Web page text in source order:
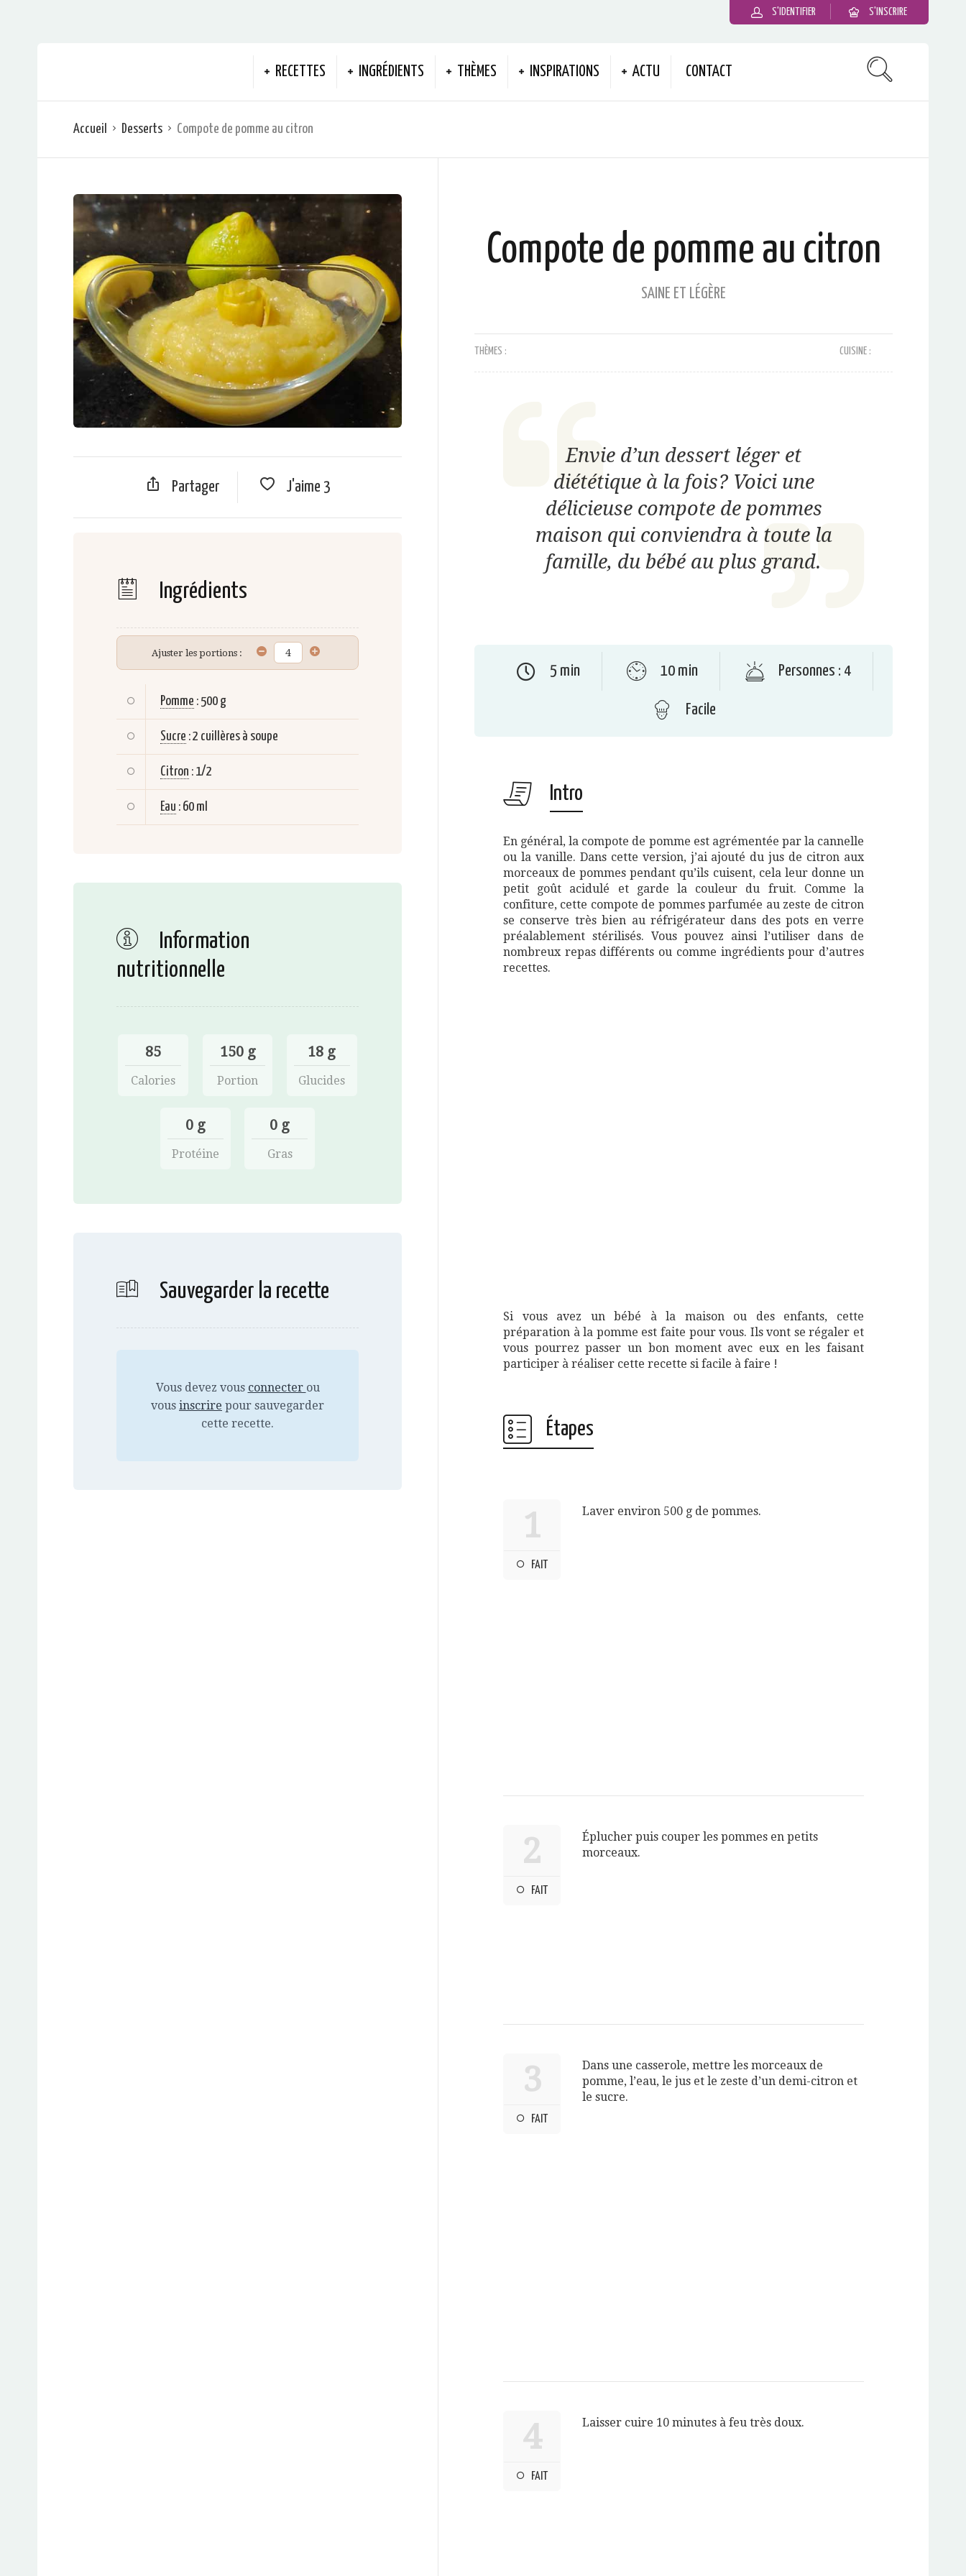
S'IDENTIFIER S'INSCRIRE
RECETTES INGRÉDIENTS THÈMES INSPIRATIONS ACTU CONTACT
Accueil Desserts Compote de pomme au citron
Partager J'aime 3
Ingrédients
Ajuster les portions :
Pomme : 500 g
Sucre :2 cuillères à soupe
Citron : 1/2
Eau : 60 ml
Information
nutritionnelle
85
Calories
150 g
Portion
18 g
Glucides
0 g
Protéine
0 g
Gras
Sauvegarder la recette
Vous devez vous connecter ou
vous inscrire pour sauvegarder
cette recette.
Compote de pomme au citron
SAINE ET LÉGÈRE
THÈMES : CUISINE :
Envie d’un dessert léger et
diététique à la fois? Voici une
délicieuse compote de pommes
maison qui conviendra à toute la
famille, du bébé au plus grand.
5 min 10 min Personnes : 4
Facile
Intro
En général, la compote de pomme est agrémentée par la cannelle
ou la vanille. Dans cette version, j’ai ajouté du jus de citron aux
morceaux de pommes pendant qu’ils cuisent, cela leur donne un
petit goût acidulé et garde la couleur du fruit. Comme la
confiture, cette compote de pommes parfumée au zeste de citron
se conserve très bien au réfrigérateur dans des pots en verre
préalablement stérilisés. Vous pouvez ainsi l’utiliser dans de
nombreux repas différents ou comme ingrédients pour d’autres
recettes.
Si vous avez un bébé à la maison ou des enfants, cette
préparation à la pomme est faite pour vous. Ils vont se régaler et
vous pourrez passer un bon moment avec eux en les faisant
participer à réaliser cette recette si facile à faire !
Étapes
1
FAIT
Laver environ 500 g de pommes.
2
FAIT
Éplucher puis couper les pommes en petits
morceaux.
3
FAIT
Dans une casserole, mettre les morceaux de
pomme, l’eau, le jus et le zeste d’un demi-citron et
le sucre.
4
FAIT
Laisser cuire 10 minutes à feu très doux.